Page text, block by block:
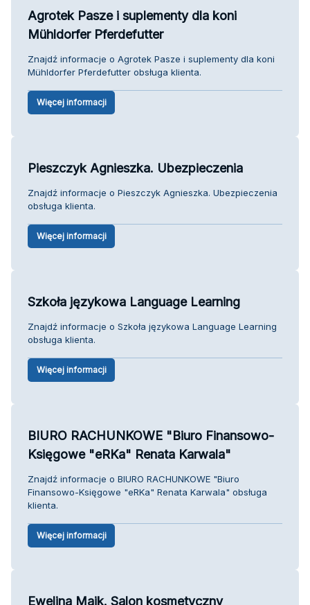
Agrotek Pasze i suplementy dla koni
Mühldorfer Pferdefutter
Znajdź informacje o Agrotek Pasze i suplementy dla koni
Mühldorfer Pferdefutter obsługa klienta.
Więcej informacji
Pieszczyk Agnieszka. Ubezpieczenia
Znajdź informacje o Pieszczyk Agnieszka. Ubezpieczenia
obsługa klienta.
Więcej informacji
Szkoła językowa Language Learning
Znajdź informacje o Szkoła językowa Language Learning
obsługa klienta.
Więcej informacji
BIURO RACHUNKOWE "Biuro Finansowo-
Księgowe "eRKa" Renata Karwala"
Znajdź informacje o BIURO RACHUNKOWE "Biuro
Finansowo-Księgowe "eRKa" Renata Karwala" obsługa
klienta.
Więcej informacji
Ewelina Maik. Salon kosmetyczny